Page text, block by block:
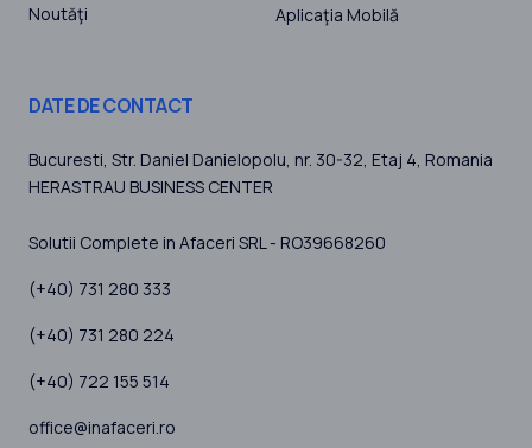
Noutăţi Aplicaţia Mobilă
DATE DE CONTACT
Bucuresti, Str. Daniel Danielopolu, nr. 30-32, Etaj 4, Romania
HERASTRAU BUSINESS CENTER
Solutii Complete in Afaceri SRL - RO39668260
(+40) 731 280 333
(+40) 731 280 224
(+40) 722 155 514
office@inafaceri.ro